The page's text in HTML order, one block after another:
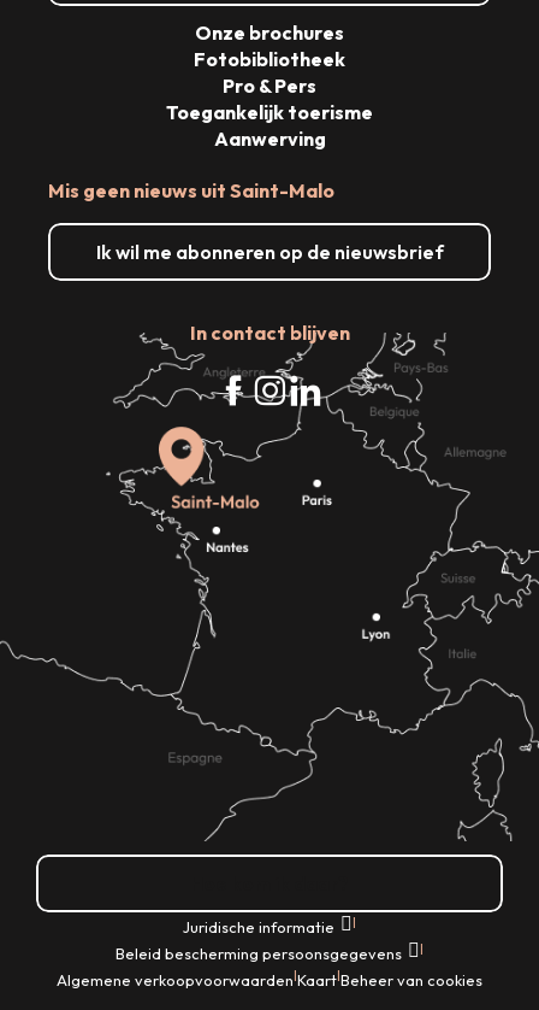
Mis geen nieuws uit Saint-Malo
Ik wil me abonneren op de nieuwsbrief
In contact blijven
Onze brochures
Fotobibliotheek
Pro & Pers
Toegankelijk toerisme
Aanwerving
Juridische informatie |
Beleid bescherming persoonsgegevens |
Algemene verkoopvoorwaarden|Kaart|Beheer van cookies